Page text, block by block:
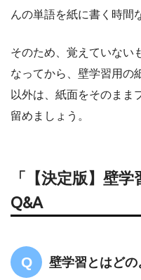
んの単語を紙に書く時間
そのため、覚えていない
なってから、壁学習用の
以外は、紙面をそのまま
留めましょう。
「【決定版】壁
Q&A
壁学習とはどの